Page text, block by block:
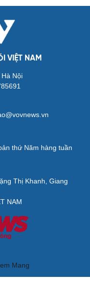
VIỆT NAM
Nội
thứ Năm hàng tuần
Thị Khanh, Giang
NAM